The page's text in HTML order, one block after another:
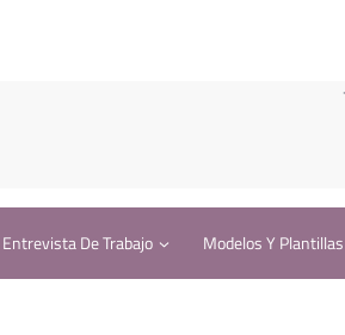
Entrevista De Trabajo Modelos Y